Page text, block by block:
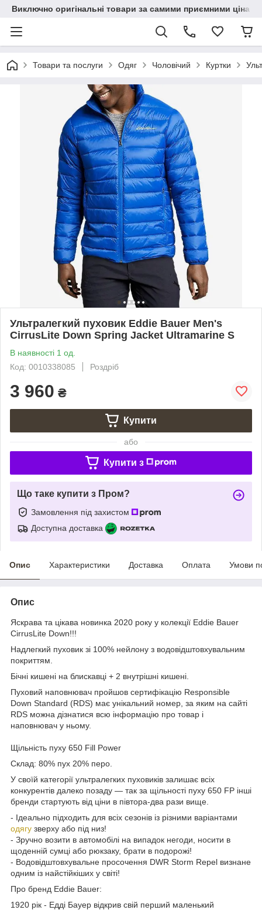
Виключно оригінальні товари за самими приємними
Товари та послуги Одяг Чоловічий Куртки
Ультралегкий пуховик Eddie Bauer Men's
CirrusLite Down Spring Jacket Ultramarine S
В наявності 1 од.
Код: 0010338085
Роздріб
3 960 ₴
Купити
або
Купити з
Що таке купити з Пром?
Замовлення під захистом
Доступна доставка
Опис Характеристики Доставка Оплата Умови
Опис
Яскрава та цікава новинка 2020 року у колекції Eddie Bauer
CirrusLite Down!!!
Надлегкий пуховик зі 100% нейлону з водовідштовхувальним
покриттям.
Бічні кишені на блискавці + 2 внутрішні кишені.
Пуховий наповнювач пройшов сертифікацію Responsible
Down Standard (RDS) має унікальний номер, за яким на сайті
RDS можна дізнатися всю інформацію про товар і
наповнювач у ньому.
Щільність пуху 650 Fill Power
Склад: 80% пух 20% перо.
У своїй категорії ультралегких пуховиків залишає всіх
конкурентів далеко позаду — так за щільності пуху 650 FP інші
бренди стартують від ціни в півтора-два рази вище.
- Ідеально підходить для всіх сезонів із різними варіантами
одягу зверху або під низ!
- Зручно возити в автомобілі на випадок негоди, носити в
щоденній сумці або рюкзаку, брати в подорожі!
- Водовідштовхувальне просочення DWR Storm Repel визнане
одним із найстійкіших у світі!
Про бренд Eddie Bauer:
1920 рік - Едді Бауер відкрив свій перший маленький